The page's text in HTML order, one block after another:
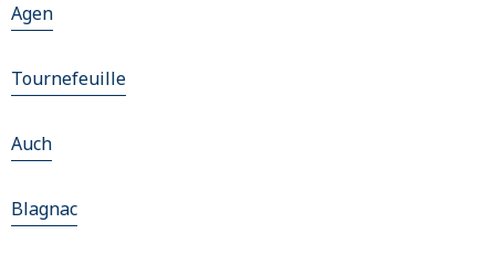
Agen
Tournefeuille
Auch
Blagnac